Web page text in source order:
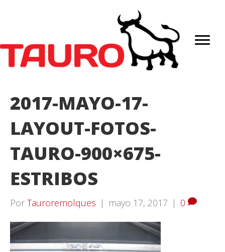
2017-MAYO-17-
LAYOUT-FOTOS-
TAURO-900×675-
ESTRIBOS
Por Tauroremolques | mayo 17, 2017 | 0